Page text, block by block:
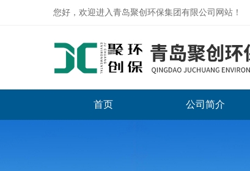
您好，欢迎进入青岛聚创环保集团有限公司网站！
首页 公司简介